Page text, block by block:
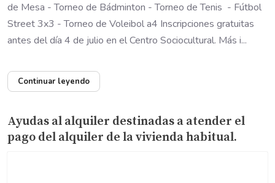
de Mesa - Torneo de Bádminton - Torneo de Tenis - Fútbol
Street 3x3 - Torneo de Voleibol a4 Inscripciones gratuitas
antes del día 4 de julio en el Centro Sociocultural. Más i...
Continuar leyendo
Ayudas al alquiler destinadas a atender el
pago del alquiler de la vivienda habitual.